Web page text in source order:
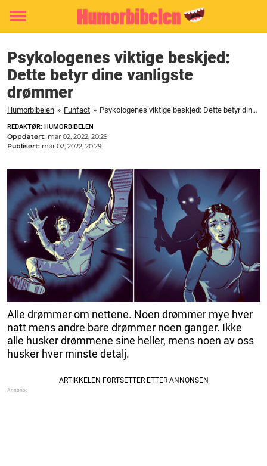
Toggle
Psykologenes viktige beskjed:
Dette betyr dine vanligste
drømmer
Humorbibelen » Funfact » Psykologenes viktige beskjed: Dette betyr dine vanligste drømmer
REDAKTØR: HUMORBIBELEN
Oppdatert: mar 02, 2022, 20:29
Publisert: mar 02, 2022, 20:29
Alle drømmer om nettene. Noen drømmer mye hver
natt mens andre bare drømmer noen ganger. Ikke
alle husker drømmene sine heller, mens noen av oss
husker hver minste detalj.